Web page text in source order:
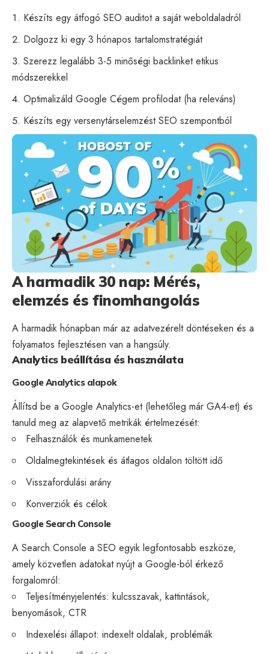
Készíts egy átfogó SEO auditot a saját weboldaladról
Dolgozz ki egy 3 hónapos tartalomstratégiát
Szerezz legalább 3-5 minőségi backlinket etikus
módszerekkel
Optimalizáld Google Cégem profilodat (ha releváns)
Készíts egy versenytárselemzést SEO szempontból
A harmadik 30 nap: Mérés,
elemzés és finomhangolás
A harmadik hónapban már az adatvezérelt döntéseken és a
folyamatos fejlesztésen van a hangsúly.
Analytics beállítása és használata
Google Analytics alapok
Állítsd be a Google Analytics-et (lehetőleg már GA4-et) és
tanuld meg az alapvető metrikák értelmezését:
Felhasználók és munkamenetek
Oldalmegtekintések és átlagos oldalon töltött idő
Visszafordulási arány
Konverziók és célok
Google Search Console
A Search Console a SEO egyik legfontosabb eszköze,
amely közvetlen adatokat nyújt a Google-ból érkező
forgalomról:
Teljesítményjelentés: kulcsszavak, kattintások,
benyomások, CTR
Indexelési állapot: indexelt oldalak, problémák